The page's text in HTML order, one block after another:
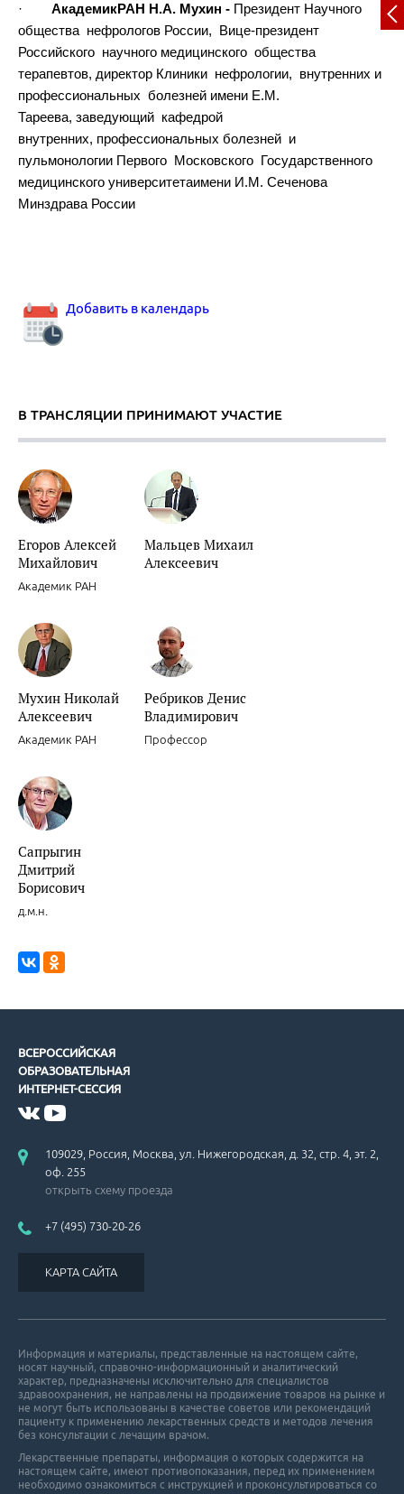
· АкадемикРАН Н.А. Мухин - Президент Научного
общества нефрологов России, Вице-президент
Российского научного медицинского общества
терапевтов, директор Клиники нефрологии, внутренних и
профессиональных болезней имени Е.М.
Тареева, заведующий кафедрой
внутренних, профессиональных болезней и
пульмонологии Первого Московского Государственного
медицинского университетаимени И.М. Сеченова
Минздрава России
Добавить в календарь
В ТРАНСЛЯЦИИ ПРИНИМАЮТ УЧАСТИЕ
Егоров Алексей
Михайлович
Академик РАН
Мальцев Михаил
Алексеевич
Мухин Николай
Алексеевич
Академик РАН
Ребриков Денис
Владимирович
Профессор
Сапрыгин
Дмитрий
Борисович
д.м.н.
ВСЕРОССИЙСКАЯ
ОБРАЗОВАТЕЛЬНАЯ
ИНТЕРНЕТ-СЕССИЯ
109029, Россия, Москва, ул. Нижегородская, д. 32, стр. 4, эт. 2,
оф. 255
открыть схему проезда
+7 (495) 730-20-26
КАРТА САЙТА
Информация и материалы, представленные на настоящем сайте,
носят научный, справочно-информационный и аналитический
характер, предназначены исключительно для специалистов
здравоохранения, не направлены на продвижение товаров на рынке и
не могут быть использованы в качестве советов или рекомендаций
пациенту к применению лекарственных средств и методов лечения
без консультации с лечащим врачом.
Лекарственные препараты, информация о которых содержится на
настоящем сайте, имеют противопоказания, перед их применением
необходимо ознакомиться с инструкцией и проконсультироваться со